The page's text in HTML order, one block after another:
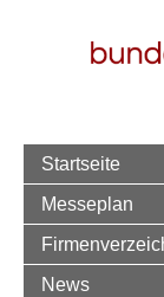
Startseite
Messeplan
News